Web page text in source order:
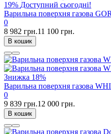
19% Доступний сьогодні!
Варильна поверхня газова
0
8 982 грн.11 100 грн.
В кошик
Знижка 18%
Варильна поверхня газова
0
9 839 грн.12 000 грн.
В кошик